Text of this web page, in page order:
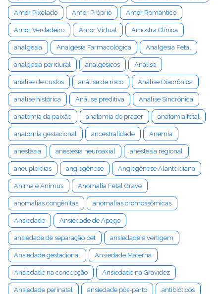
Amor Pixelado Amor Próprio Amor Romântico
Amor Verdadeiro Amor Virtual Amostra Clínica
analgesia Analgesia Farmacológica Analgesia Fetal
analgesia peridural analgésicos Análise
análise de custos análise de risco Análise Diacrônica
análise histórica Análise preditiva Análise Sincrônica
anatomia da paixão anatomia do prazer anatomia fetal
anatomia gestacional ancestralidade Anemia
anestesia anestesia neuroaxial anestesia regional
aneuploidias angiogênese Angiogênese Alantoidiana
Anima e Animus Anomalia Fetal Grave
anomalias congênitas anomalias cromossômicas
Ansiedade Ansiedade de Apego
ansiedade de separação pet ansiedade e vertigem
Ansiedade gestacional Ansiedade Materna
Ansiedade na concepção Ansiedade na Gravidez
Ansiedade perinatal ansiedade pós-parto antibióticos